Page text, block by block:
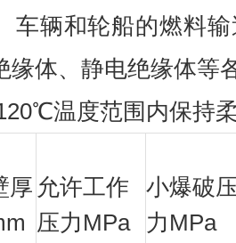
车辆和轮船的燃料
缘体、静电绝缘体等
温度范围内保持
厚 允许工作
压力MPa
小爆破
力MPa